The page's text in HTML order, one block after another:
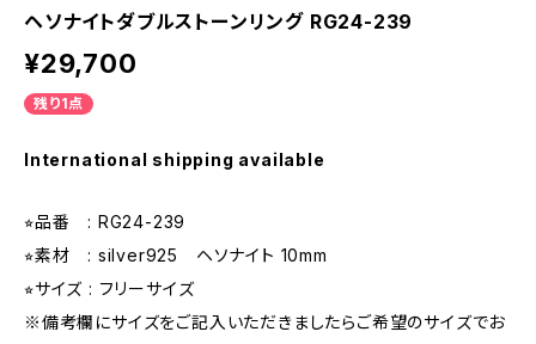
ヘソナイトダブルストーンリング RG24-239
¥29,700
残り1点
International shipping available
⭐︎品番 : RG24-239
⭐︎素材 : silver925 ヘソナイト 10mm
⭐︎サイズ : フリーサイズ
※備考欄にサイズをご記入いただきましたらご希望のサイズでお